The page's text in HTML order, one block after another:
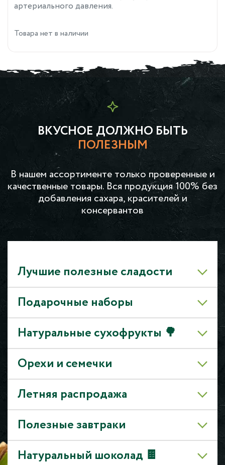
артериального давления.
Товара нет в наличии
ВКУСНОЕ ДОЛЖНО БЫТЬ
ПОЛЕЗНЫМ
В нашем ассортименте только проверенные и
качественные товары. Вся продукция 100% без
добавления сахара, красителей и
консервантов
Лучшие полезные сладости
Подарочные наборы
Натуральные сухофрукты 🌳
Орехи и семечки
Летняя распродажа
Полезные завтраки
Натуральный шоколад 🍫